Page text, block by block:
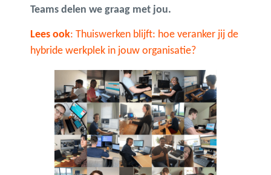
Teams delen we graag met jou.
Lees ook: Thuiswerken blijft: hoe veranker jij de
hybride werkplek in jouw organisatie?